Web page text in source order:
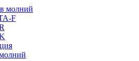
молний
F